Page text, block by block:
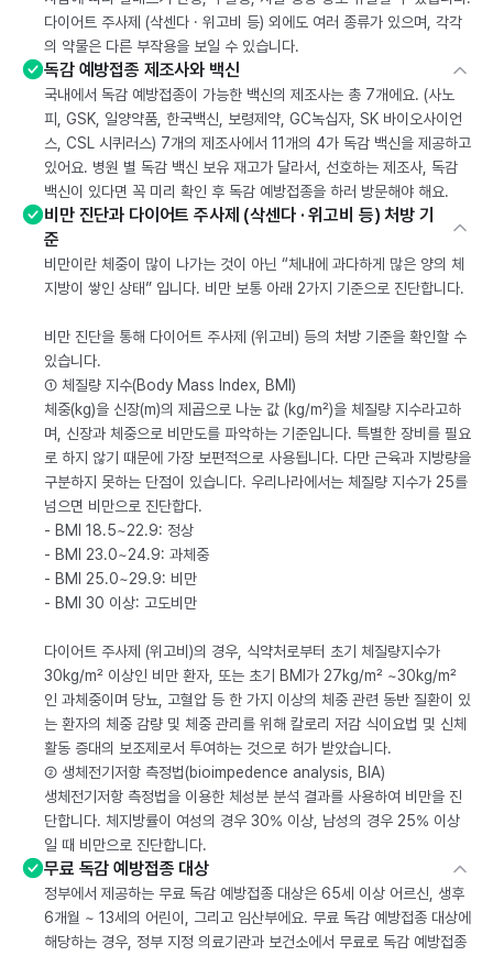
다이어트 주사제 (삭센다 · 위고비 등) 외에도 여러 종류가 있으며, 각각
의 약물은 다른 부작용을 보일 수 있습니다.
독감 예방접종 제조사와 백신
국내에서 독감 예방접종이 가능한 백신의 제조사는 총 7개에요. (사노
피, GSK, 일양약품, 한국백신, 보령제약, GC녹십자, SK 바이오사이언
스, CSL 시퀴러스) 7개의 제조사에서 11개의 4가 독감 백신을 제공하고
있어요. 병원 별 독감 백신 보유 재고가 달라서, 선호하는 제조사, 독감
백신이 있다면 꼭 미리 확인 후 독감 예방접종을 하러 방문해야 해요.
비만 진단과 다이어트 주사제 (삭센다 · 위고비 등) 처방 기
준
비만이란 체중이 많이 나가는 것이 아닌 “체내에 과다하게 많은 양의 체
지방이 쌓인 상태” 입니다. 비만 보통 아래 2가지 기준으로 진단합니다.
비만 진단을 통해 다이어트 주사제 (위고비) 등의 처방 기준을 확인할 수
있습니다.
① 체질량 지수(Body Mass Index, BMI)
체중(kg)을 신장(m)의 제곱으로 나눈 값 (kg/m²)을 체질량 지수라고하
며, 신장과 체중으로 비만도를 파악하는 기준입니다. 특별한 장비를 필요
로 하지 않기 때문에 가장 보편적으로 사용됩니다. 다만 근육과 지방량을
구분하지 못하는 단점이 있습니다. 우리나라에서는 체질량 지수가 25를
넘으면 비만으로 진단합다.
- BMI 18.5~22.9: 정상
- BMI 23.0~24.9: 과체중
- BMI 25.0~29.9: 비만
- BMI 30 이상: 고도비만
다이어트 주사제 (위고비)의 경우, 식약처로부터 초기 체질량지수가
30kg/m² 이상인 비만 환자, 또는 초기 BMI가 27kg/m² ~30kg/m²
인 과체중이며 당뇨, 고혈압 등 한 가지 이상의 체중 관련 동반 질환이 있
는 환자의 체중 감량 및 체중 관리를 위해 칼로리 저감 식이요법 및 신체
활동 증대의 보조제로서 투여하는 것으로 허가 받았습니다.
② 생체전기저항 측정법(bioimpedence analysis, BIA)
생체전기저항 측정법을 이용한 체성분 분석 결과를 사용하여 비만을 진
단합니다. 체지방률이 여성의 경우 30% 이상, 남성의 경우 25% 이상
일 때 비만으로 진단합니다.
무료 독감 예방접종 대상
정부에서 제공하는 무료 독감 예방접종 대상은 65세 이상 어르신, 생후
6개월 ~ 13세의 어린이, 그리고 임산부에요. 무료 독감 예방접종 대상에
해당하는 경우, 정부 지정 의료기관과 보건소에서 무료로 독감 예방접종